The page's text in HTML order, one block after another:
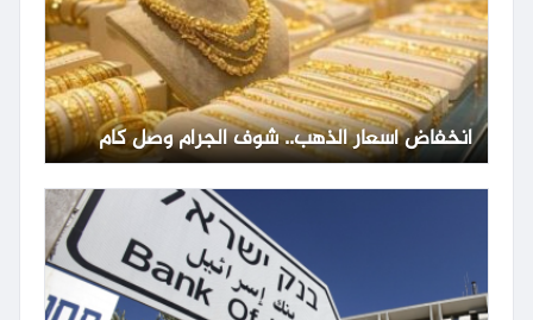
انخفاض أسعار الذهب.. شوف الجرام وصل كام